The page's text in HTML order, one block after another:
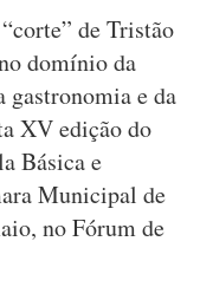
de Tristão
domínio da
gastronomia e da
XV edição do
Básica e
Municipal de
no Fórum de